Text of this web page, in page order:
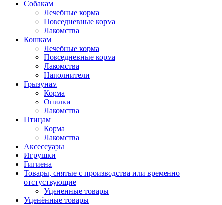
Собакам
Лечебные корма
Повседневные корма
Лакомства
Кошкам
Лечебные корма
Повседневные корма
Лакомства
Наполнители
Грызунам
Корма
Опилки
Лакомства
Птицам
Корма
Лакомства
Аксессуары
Игрушки
Гигиена
Товары, снятые с производства или временно
отстуствующие
Уцененные товары
Уценённые товары